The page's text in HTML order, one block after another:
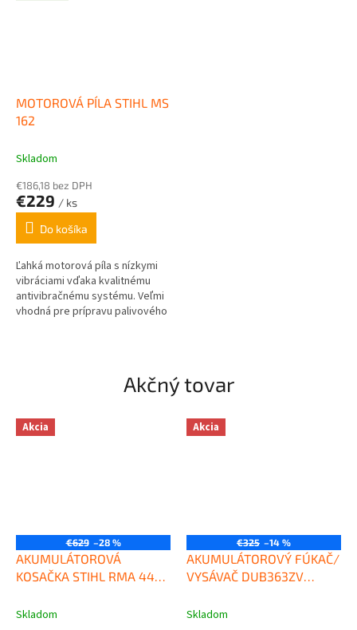
MOTOROVÁ PÍLA STIHL MS
162
Skladom
€186,18 bez DPH
€229 / ks
Do košíka
Ľahká motorová píla s nízkymi
vibráciami vďaka kvalitnému
antivibračnému systému. Veľmi
vhodná pre prípravu palivového
Akčný tovar
Akcia
€629 –28 %
AKUMULÁTOROVÁ
KOSAČKA STIHL RMA 448
Skladom
Akcia
€325 –14 %
AKUMULÁTOROVÝ FÚKAČ/
VYSÁVAČ DUB363ZV
Skladom